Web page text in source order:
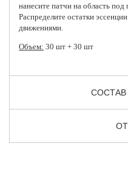
нанесите патчи на область
Распределите остатки
движениями.
Объем: 30 шт + 30 шт
СОСТАВ